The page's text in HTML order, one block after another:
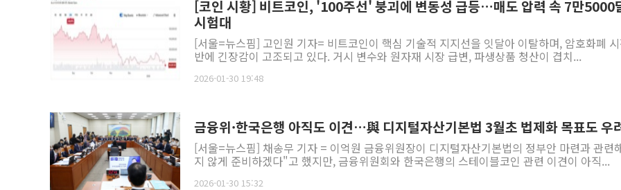
[코인 시황] 비트코인, '100주선' 붕괴에 변동성 급등…매도 압력 속 7만5000
시험대
[서울=뉴스핌] 고인원 기자= 비트코인이 핵심 기술적 지지선을 잇달아 이탈하며, 암호화폐
반에 긴장감이 고조되고 있다. 거시 변수와 원자재 시장 급변, 파생상품 청산이 겹치...
2026-01-30 19:48
금융위·한국은행 아직도 이견…與 디지털자산기본법 3월초 법제화 목표도 우
[서울=뉴스핌] 채송무 기자 = 이억원 금융위원장이 디지털자산기본법의 정부안 마련과 관련
지 않게 준비하겠다"고 했지만, 금융위원회와 한국은행의 스테이블코인 관련 이견이 아직...
2026-01-30 15:32